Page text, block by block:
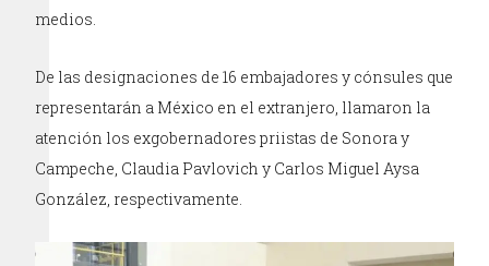
medios.
De las designaciones de 16 embajadores y cónsules que
representarán a México en el extranjero, llamaron la
atención los exgobernadores priistas de Sonora y
Campeche, Claudia Pavlovich y Carlos Miguel Aysa
González, respectivamente.